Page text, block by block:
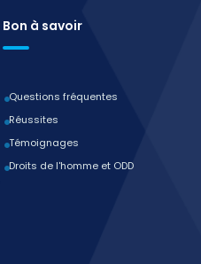
Bon à savoir
Questions fréquentes
Réussites
Témoignages
Droits de l'homme et ODD